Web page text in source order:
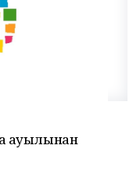
ауылынан